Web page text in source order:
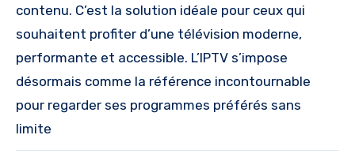
contenu. C’est la solution idéale pour ceux qui
souhaitent profiter d’une télévision moderne,
performante et accessible. L’IPTV s’impose
désormais comme la référence incontournable
pour regarder ses programmes préférés sans
limite